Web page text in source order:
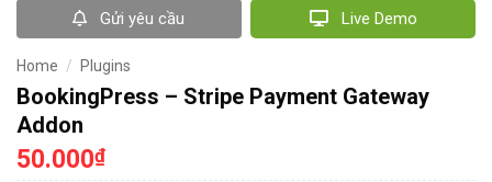
Gửi yêu cầu Live Demo
Home / Plugins
BookingPress – Stripe Payment Gateway
Addon
50.000₫